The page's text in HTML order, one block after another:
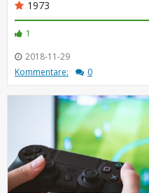
1973
1
2018-11-29
Kommentare:
0